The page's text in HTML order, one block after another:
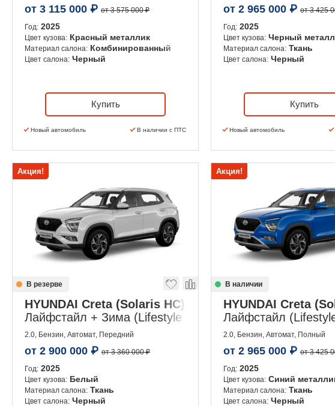
от 3 115 000 ₽ от 3 575 000 ₽
Год: 2025
Цвет кузова: Красный металлик
Материал салона: Комбинированный
Цвет салона: Черный
Купить
Новый автомобиль В наличии с ПТС
от 2 965 000 ₽ от 3 425
Год: 2025
Цвет кузова: Черный
Материал салона: Ткань
Цвет салона: Черный
Купить
Новый автомобиль
Акция!
В резерве
HYUNDAI Creta (Solaris HC)
Лайфстайл + Зима (Lifestyle + Winter)
2.0, Бензин, Автомат, Передний
от 2 900 000 ₽ от 3 360 000 ₽
Год: 2025
Цвет кузова: Белый
Материал салона: Ткань
Цвет салона: Черный
Акция!
В наличии
HYUNDAI Creta
Лайфстайл
2.0, Бензин, Автомат, Полный
от 2 965 000 ₽ от 3 425
Год: 2025
Цвет кузова: Синий
Материал салона: Ткань
Цвет салона: Черный